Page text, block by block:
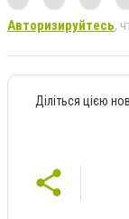
Авторизируйтесь,
Діліться цією